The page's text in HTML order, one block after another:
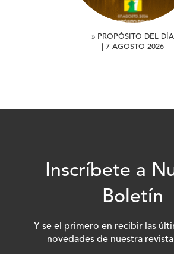
» PROPÓSITO DEL DÍA
| 7 AGOSTO 2026
Inscríbete a
Boletín
Y se el primero en recibir las
novedades de nuestra